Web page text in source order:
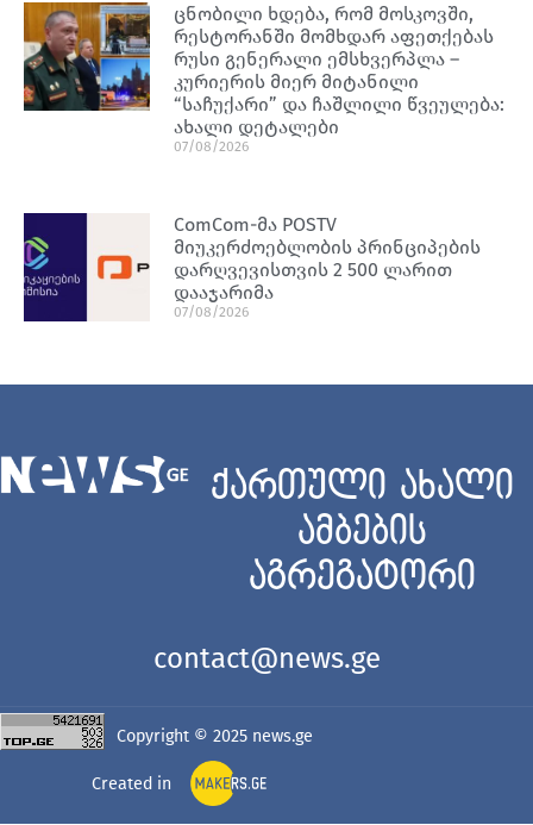
ცნობილი ხდება, რომ მოსკოვში,
რესტორანში მომხდარ აფეთქებას
რუსი გენერალი ემსხვერპლა –
კურიერის მიერ მიტანილი
“საჩუქარი” და ჩაშლილი წვეულება:
ახალი დეტალები
07/08/2026
ComCom-მა POSTV
მიუკერძოებლობის პრინციპების
დარღვევისთვის 2 500 ლარით
დააჯარიმა
07/08/2026
ქართული ახალი
ამბების
აგრეგატორი
contact@news.ge
Copyright © 2025 news.ge
Created in